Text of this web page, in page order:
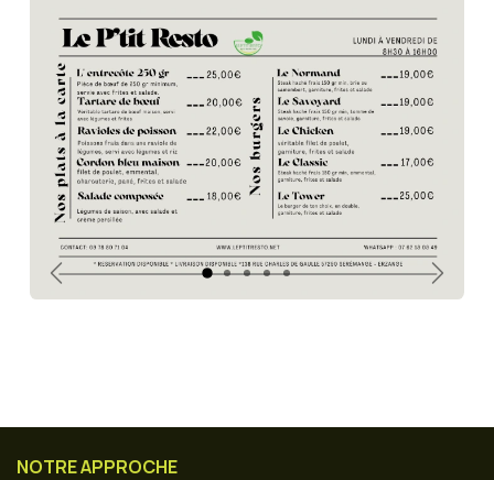
Précédent
NOTRE APPROCHE